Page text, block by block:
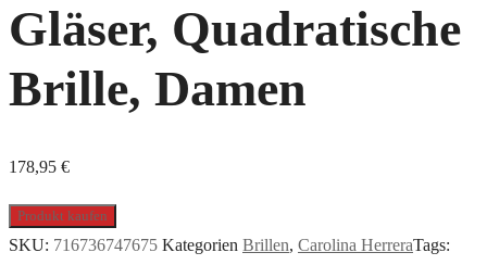
Gläser, Quadratische
Brille, Damen
178,95 €
Produkt kaufen
SKU: 716736747675 Kategorien Brillen, Carolina HerreraTags: